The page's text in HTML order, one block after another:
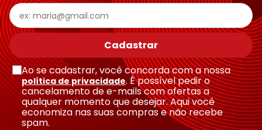
Cadastrar
Ao se cadastrar, você concorda com a nossa
política de privacidade. É possível pedir o
cancelamento de e-mails com ofertas a
qualquer momento que desejar. Aqui você
economiza nas suas compras e não recebe
spam.